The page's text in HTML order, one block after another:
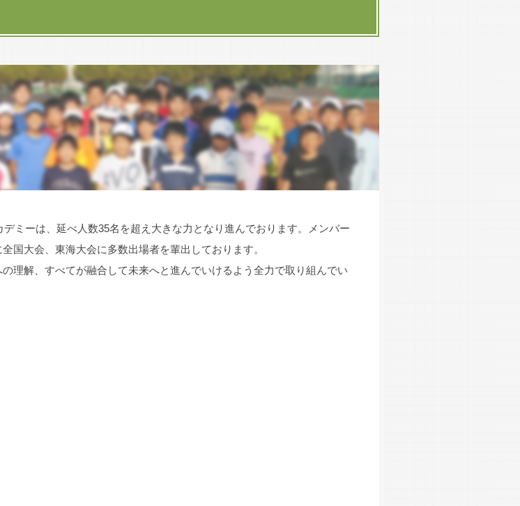
報告
ックしてください。
トーナメント 開催報告
いたします。
ックしてください。
ミーは、延べ人数35名を超え大きな力となり進んでおります。メンバー
国大会、東海大会に多数出場者を輩出しております。
理解、すべてが融合して未来へと進んでいけるよう全力で取り組んでい
会員数1000名を超える 「会員の心得」の明文化
「全国百歳庭球トーナメント」第50回記念大会開催
2001年
名クジュニアテニス開校
）2月 創立100周年記念式典・祝賀会
26年）4月 名城庭球場指定管理者